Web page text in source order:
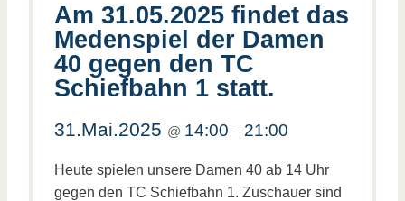
Am 31.05.2025 findet das
Medenspiel der Damen
40 gegen den TC
Schiefbahn 1 statt.
31.Mai.2025 @ 14:00 – 21:00
Heute spielen unsere Damen 40 ab 14 Uhr
gegen den TC Schiefbahn 1. Zuschauer sind